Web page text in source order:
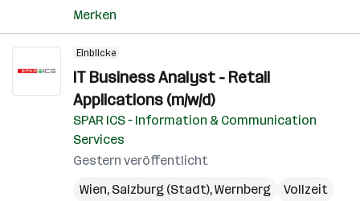
Merken
Einblicke
IT Business Analyst - Retail
Applications (m/w/d)
SPAR ICS – Information & Communication
Services
Gestern veröffentlicht
Wien, Salzburg (Stadt),Wernberg
Vollzeit